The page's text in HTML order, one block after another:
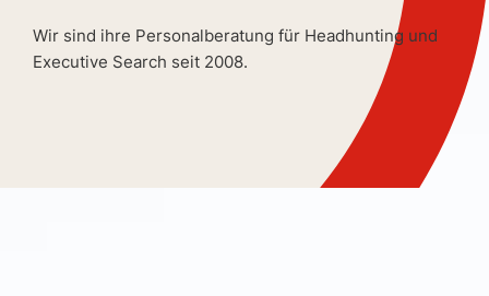
Wir sind ihre Personalberatung für Headhunting und
Executive Search seit 2008.